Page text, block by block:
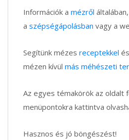
Információk a mézről
a szépségápolásban vagy a
Segítünk mézes receptekkel
mézen kívül más méhészeti
Az egyes témakörök az oldalt
menüpontokra kattintva
Hasznos és jó böngészést!